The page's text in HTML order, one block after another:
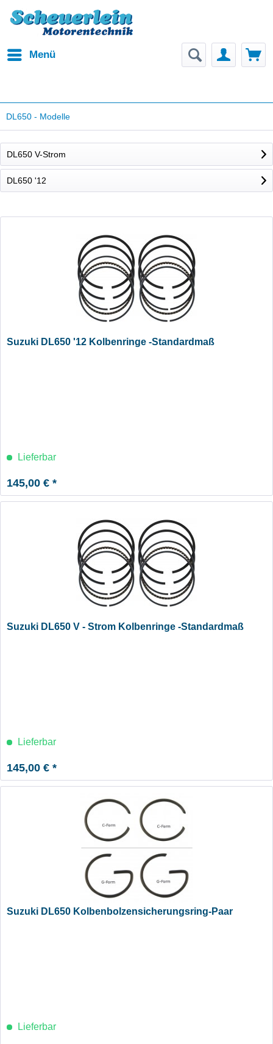
Menü
DL650 - Modelle
DL650 V-Strom
DL650 '12
Suzuki DL650 '12 Kolbenringe -Standardmaß
Lieferbar
145,00 € *
Suzuki DL650 V - Strom Kolbenringe -Standardmaß
Lieferbar
145,00 € *
Suzuki DL650 Kolbenbolzensicherungsring-Paar
Lieferbar